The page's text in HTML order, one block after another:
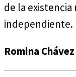
de la
independiente.
Romina